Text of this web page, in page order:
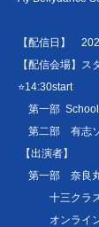
【配信日】
【配信会場】
⭐14:30start
第一部
第二部 有志
【出演者】
第一部 奈良丸
十三クラス
オンラインチ